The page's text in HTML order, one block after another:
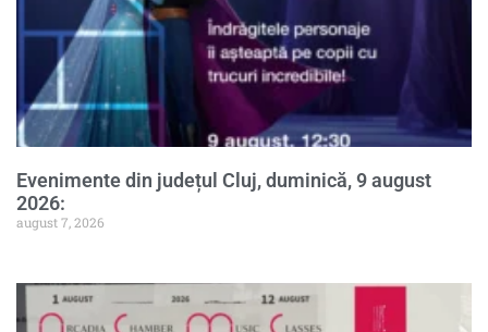
Evenimente din județul Cluj, duminică, 9 august
2026:
august 7, 2026